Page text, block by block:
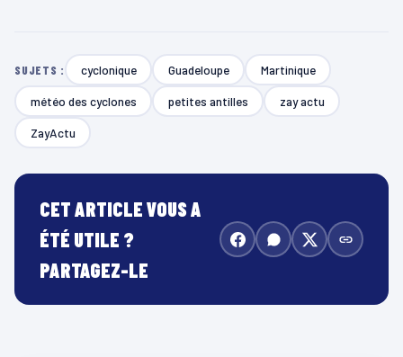
SUJETS : cyclonique Guadeloupe Martinique
météo des cyclones petites antilles zay actu
ZayActu
CET ARTICLE VOUS A
ÉTÉ UTILE ?
PARTAGEZ-LE